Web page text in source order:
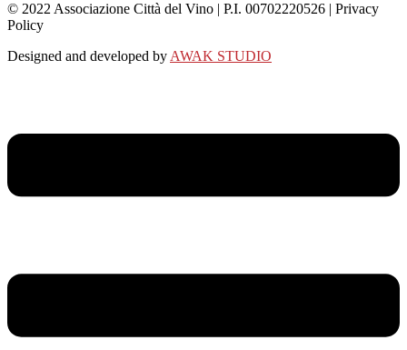
© 2022 Associazione Città del Vino | P.I. 00702220526 | Privacy
Policy
Designed and developed by AWAK STUDIO